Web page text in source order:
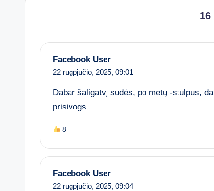
16
Facebook User
22 rugpjūčio, 2025, 09:01
Dabar šaligatvį sudės, po metų -stulpus,
prisivogs
8
Facebook User
22 rugpjūčio, 2025, 09:04